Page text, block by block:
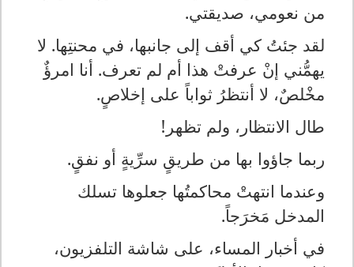
من نعومي، صديقتي.
لقد جئتُ كي أقف إلى جانبها، في محنتِها. لا
يهمُّني إنْ عرفتْ هذا أم لم تعرف. أنا امرؤٌ
مخْلصٌ، لا أنتظرُ ثواباً على إخلاصٍ.
طال الانتظار، ولم تظهر!
ربما جاؤوا بها من طريقٍ سرِّيةٍ أو نفقٍ.
وعندما انتهتْ محاكمتُها جعلوها تسلك
المدخل مَخرَجاً.
في أخبار المساء، على شاشة التلفزيون،